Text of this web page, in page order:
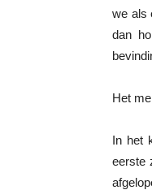
we als
dan
Het
In het
eerste